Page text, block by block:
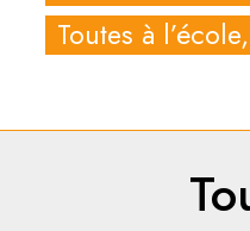
Toutes à